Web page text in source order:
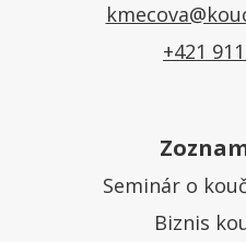
+421
Seminár o
Biznis